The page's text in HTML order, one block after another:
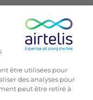
les
d’Airtelis
être utilisées pour
des analyses pour
peut être retiré à